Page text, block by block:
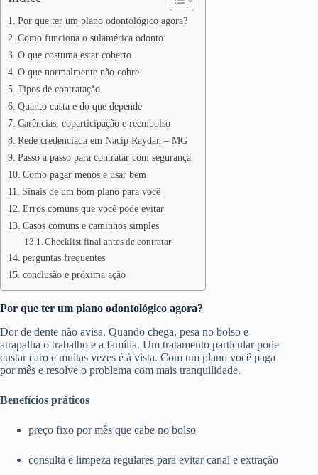
Por que ter um plano odontológico agora?
Como funciona o sulamérica odonto
O que costuma estar coberto
O que normalmente não cobre
Tipos de contratação
Quanto custa e do que depende
Carências, coparticipação e reembolso
Rede credenciada em Nacip Raydan – MG
Passo a passo para contratar com segurança
Como pagar menos e usar bem
Sinais de um bom plano para você
Erros comuns que você pode evitar
Casos comuns e caminhos simples
Checklist final antes de contratar
perguntas frequentes
conclusão e próxima ação
Por que ter um plano odontológico agora?
Dor de dente não avisa. Quando chega, pesa no bolso e
atrapalha o trabalho e a família. Um tratamento particular pode
custar caro e muitas vezes é à vista. Com um plano você paga
por mês e resolve o problema com mais tranquilidade.
Benefícios práticos
preço fixo por mês que cabe no bolso
consulta e limpeza regulares para evitar canal e extração